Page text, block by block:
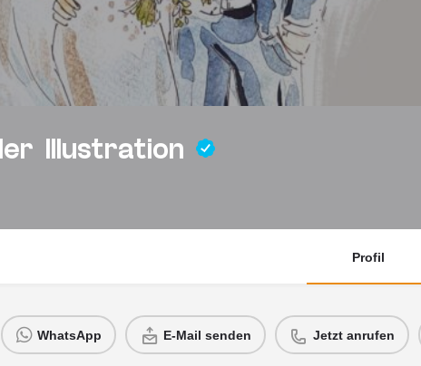
Illustration
Profil
WhatsApp E-Mail senden Jetzt anrufen